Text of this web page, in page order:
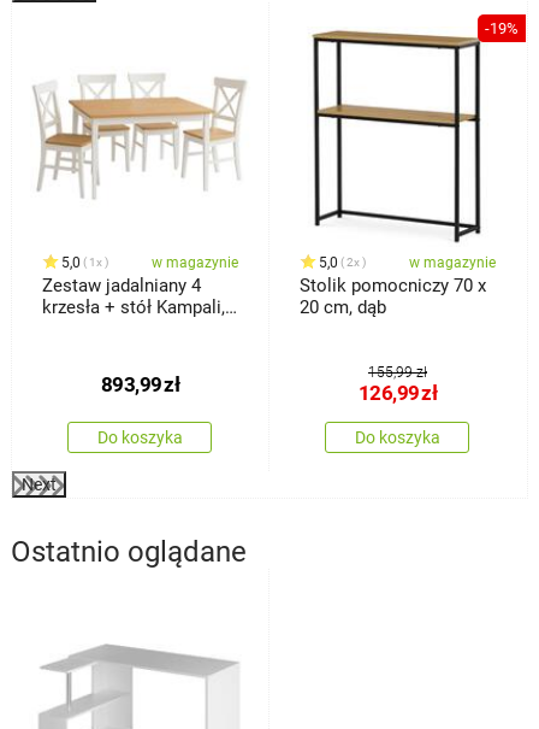
5,0 1x w magazynie
Zestaw jadalniany 4
krzesła + stół Kampali,
893,99zł
Do koszyka
-19%
5,0 2x w magazynie
Stolik pomocniczy 70 x
20 cm, dąb
155,99 zł
126,99zł
Do koszyka
Next
Ostatnio oglądane